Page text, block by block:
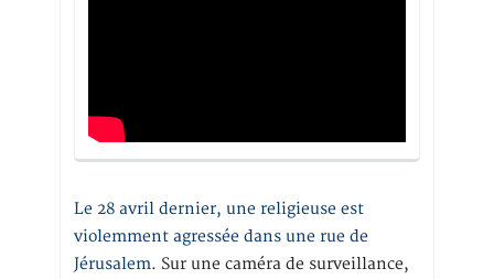
Le 28 avril dernier, une religieuse est
violemment agressée dans une rue de
Jérusalem. Sur une caméra de surveillance,